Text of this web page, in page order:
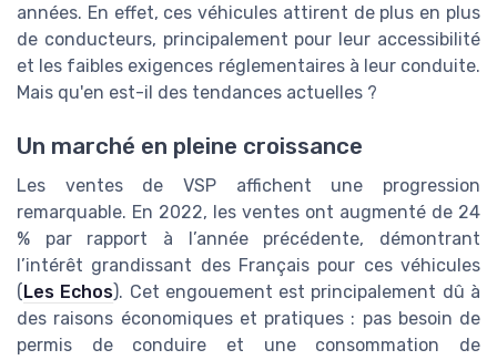
années. En effet, ces véhicules attirent de plus en plus
de conducteurs, principalement pour leur accessibilité
et les faibles exigences réglementaires à leur conduite.
Mais qu'en est-il des tendances actuelles ?
Un marché en pleine croissance
Les ventes de VSP affichent une progression
remarquable. En 2022, les ventes ont augmenté de 24
% par rapport à l’année précédente, démontrant
l’intérêt grandissant des Français pour ces véhicules
(Les Echos). Cet engouement est principalement dû à
des raisons économiques et pratiques : pas besoin de
permis de conduire et une consommation de